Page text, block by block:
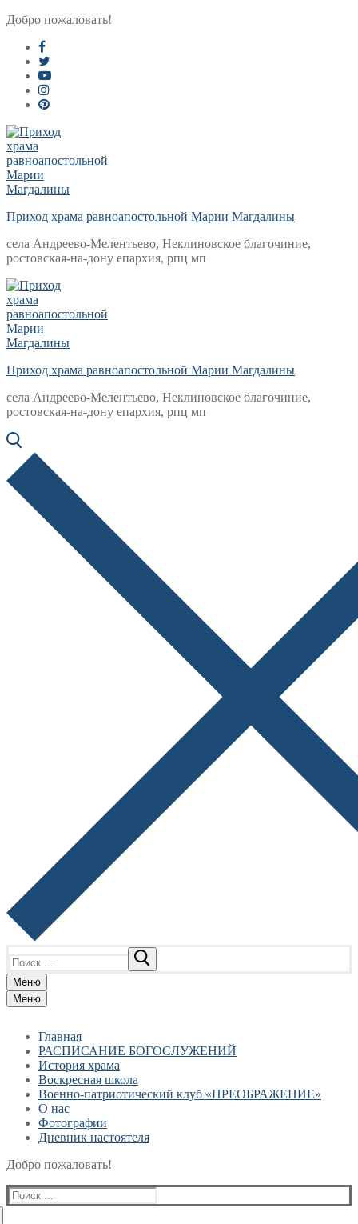
Перейти
содержимому
Меню
Закрыть
Добро пожаловать!
Приход храма равноапостольной Марии Магдалины
села Андреево-Мелентьево, Неклиновское благочиние,
ростовская-на-дону епархия, рпц мп
Приход храма равноапостольной Марии Магдалины
села Андреево-Мелентьево, Неклиновское благочиние,
ростовская-на-дону епархия, рпц мп
Меню
Меню
Главная
РАСПИСАНИЕ БОГОСЛУЖЕНИЙ
История храма
Воскресная школа
Военно-патриотический клуб «ПРЕОБРАЖЕНИЕ»
О нас
Фотографии
Дневник настоятеля
Добро пожаловать!
Найти: